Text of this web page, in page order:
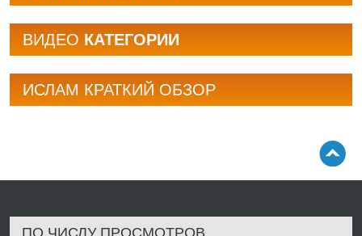
BИДЕО КАТЕГОРИИ
ИСЛАМ КРАТКИЙ ОБЗОР